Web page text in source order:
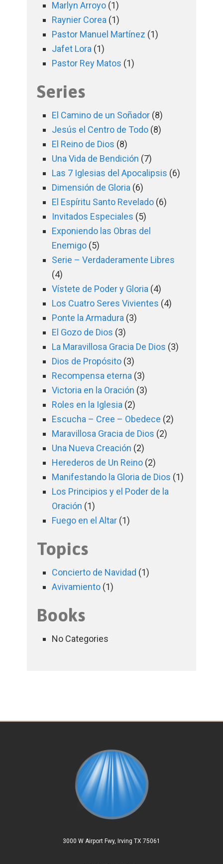
Marlyn Arroyo (1)
Raynier Corea (1)
Pastor Manuel Martínez (1)
Jafet Lora (1)
Pastor Rey Matos (1)
Series
El Camino de un Soñador (8)
Jesús el Centro de Todo (8)
El Reino de Dios (8)
Una Vida de Bendición (7)
Las 7 Iglesias del Apocalipsis (6)
Dimensión de Gloria (6)
El Espíritu Santo Revelado (6)
Invitados Especiales (5)
Exponiendo las Obras del
Enemigo (5)
Serie – Verdaderamente Libres
(4)
Vístete de Poder y Gloria (4)
Los Cuatro Seres Vivientes (4)
Ponte la Armadura (3)
El Gozo de Dios (3)
La Maravillosa Gracia De Dios (3)
Dios de Propósito (3)
Recompensa eterna (3)
Victoria en la Oración (3)
Roles en la Iglesia (2)
Escucha – Cree – Obedece (2)
Maravillosa Gracia de Dios (2)
Una Nueva Creación (2)
Herederos de Un Reino (2)
Manifestando la Gloria de Dios (1)
Los Principios y el Poder de la
Oración (1)
Fuego en el Altar (1)
Topics
Concierto de Navidad (1)
Avivamiento (1)
Books
No Categories
3000 W Airport Fwy, Irving TX 75061